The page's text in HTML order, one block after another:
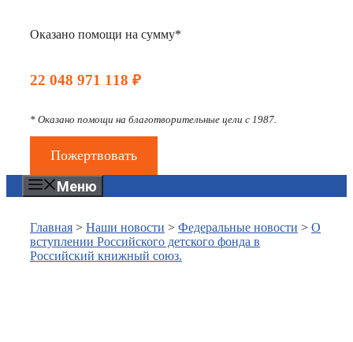
Оказано помощи на сумму*
22 048 971 118 ₽
* Оказано помощи на благотворительные цели с 1987.
Пожертвовать
Меню
Главная > Наши новости > Федеральные новости > О
вступлении Российского детского фонда в
Российский книжный союз.